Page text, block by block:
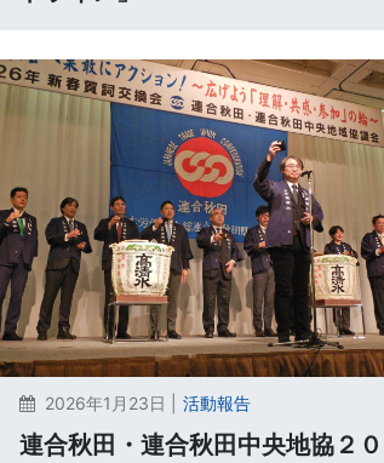
2026年1月23日 | 活動報告
連合秋田・連合秋田中央地協２０